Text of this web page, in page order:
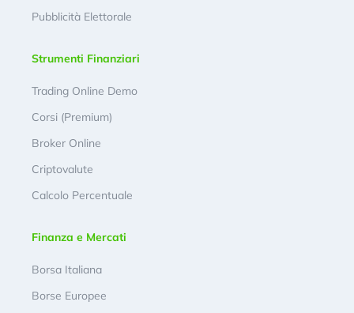
Pubblicità Elettorale
Strumenti Finanziari
Trading Online Demo
Corsi (Premium)
Broker Online
Criptovalute
Calcolo Percentuale
Finanza e Mercati
Borsa Italiana
Borse Europee